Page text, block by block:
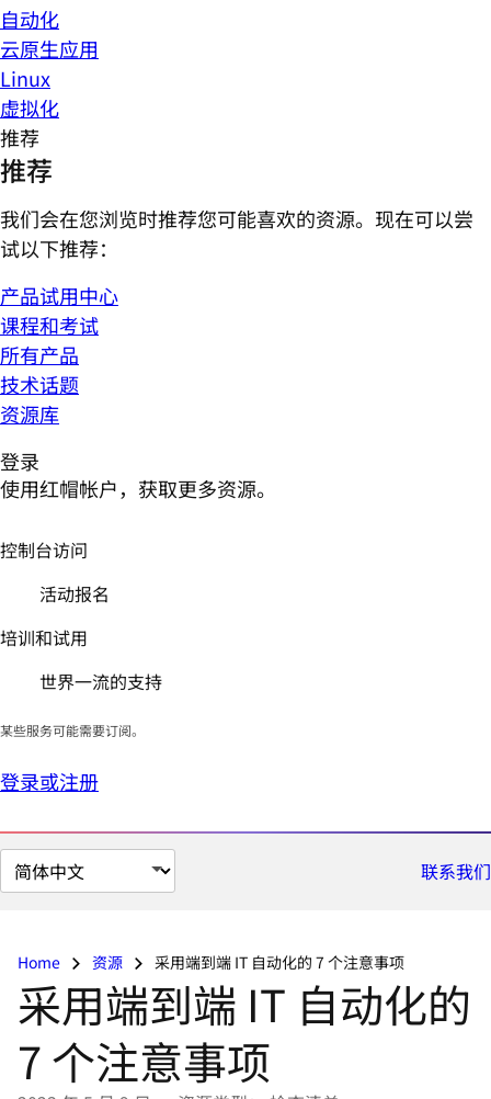
自动化
云原生应用
Linux
虚拟化
推荐
推荐
我们会在您浏览时推荐您可能喜欢的资源。现在可以尝
试以下推荐：
产品试用中心
课程和考试
所有产品
技术话题
资源库
登录
使用红帽帐户，获取更多资源。
控制台访问
活动报名
培训和试用
世界一流的支持
某些服务可能需要订阅。
登录或注册
切
换
面
联系我们
Home 资源 采用端到端 IT 自动化的 7 个注意事项
采用端到端 IT 自动化的
7 个注意事项